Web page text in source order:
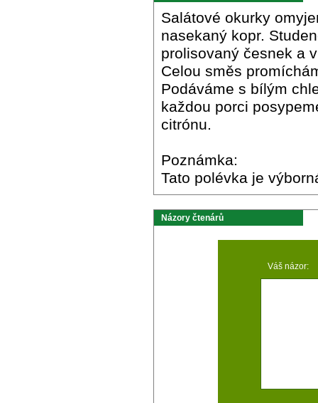
Salátové okurky
nasekaný kopr.
prolisovaný česnek a
Celou směs
Podáváme s bílým
každou porci
citrónu.
Poznámka:
Tato polévka je
Názory čtenárů
Váš názor: